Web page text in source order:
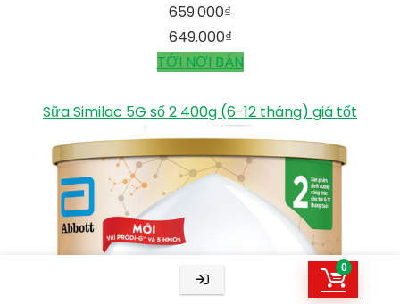
0
659.000₫
649.000₫
TỚI NƠI BÁN
Sữa Similac 5G số 2 400g (6-12 tháng) giá tốt